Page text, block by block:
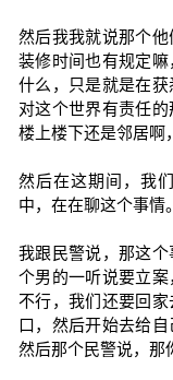
然后我我就说那个
装修时间也有规定
什么，只是就是在
对这个世界有责任
楼上楼下还是邻居啊
然后在这期间，我
中，在在聊这个事情。
我跟民警说，那这
个男的一听说要立案
不行，我们还要回
口，然后开始去给自
然后那个民警说，那